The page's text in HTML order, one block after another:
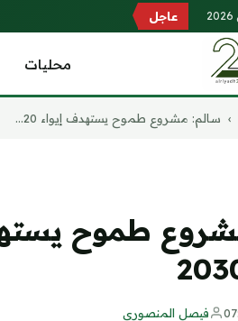
عاجل
محليات
› سالم: مشروع طموح يستهدف إيواء 20...
فيصل المنصوري